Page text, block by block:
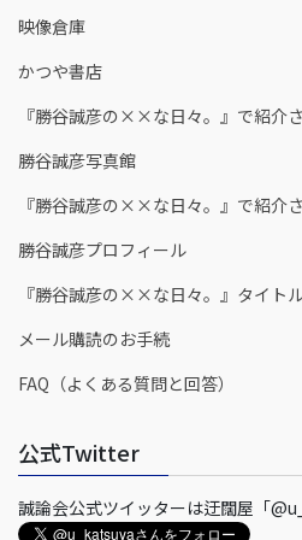
映像倉庫
かつや書店
『勝谷誠彦の××な日々。』で紹介
勝谷誠彦写真館
『勝谷誠彦の××な日々。』で紹介
勝谷誠彦プロフィール
『勝谷誠彦の××な日々。』タイト
メール購読のお手続
FAQ（よくある質問と回答）
公式Twitter
誠論会公式ツイッターは迂闊屋「